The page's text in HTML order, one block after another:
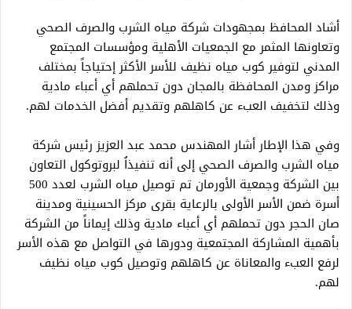
أشاد المحافظ بمجهودات شركة مياه الشرب والصرف الصحي
وتعاونها المثمر مع الجمعيات الأهلية ومؤسسات المجتمع
المدني لتوفير كوب مياه نظيف للأسر الأكثر إحتياجاً بمختلف
مراكز ومدن المحافظة بالمجان دون تحملهم أي أعباء مادية
وذلك لتخفيف العبء عن كاهلهم وتقديم أفضل الخدمات لهم.
وفي هذا الإطار أشار المهندس محمد عبد العزيز رئيس شركة
مياه الشرب والصرف الصحي إلى أنه تنفيذاُ لبروتوكول التعاون
بين الشركة وجمعية الأورمان تم توصيل مياه الشرب لعدد 500
أسرة ضمن الأسر الأولى بالرعاية بقرى مركز الحسينية ومدينة
صان الحجر دون تحملهم أي أعباء مادية وذلك إيماناً من الشركة
بأهمية المشاركة المجتمعية ودورها في التواصل مع هذه الأسر
لرفع العبء والمعاناة عن كاهلهم وتوصيل كوب مياه نظيف
لهم.